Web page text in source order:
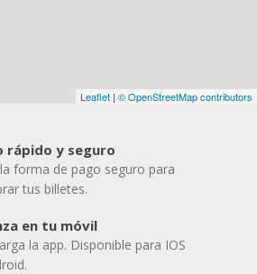
Leaflet | © OpenStreetMap contributors
rápido y seguro
la forma de pago seguro para
tus billetes.
en tu móvil
la app. Disponible para IOS